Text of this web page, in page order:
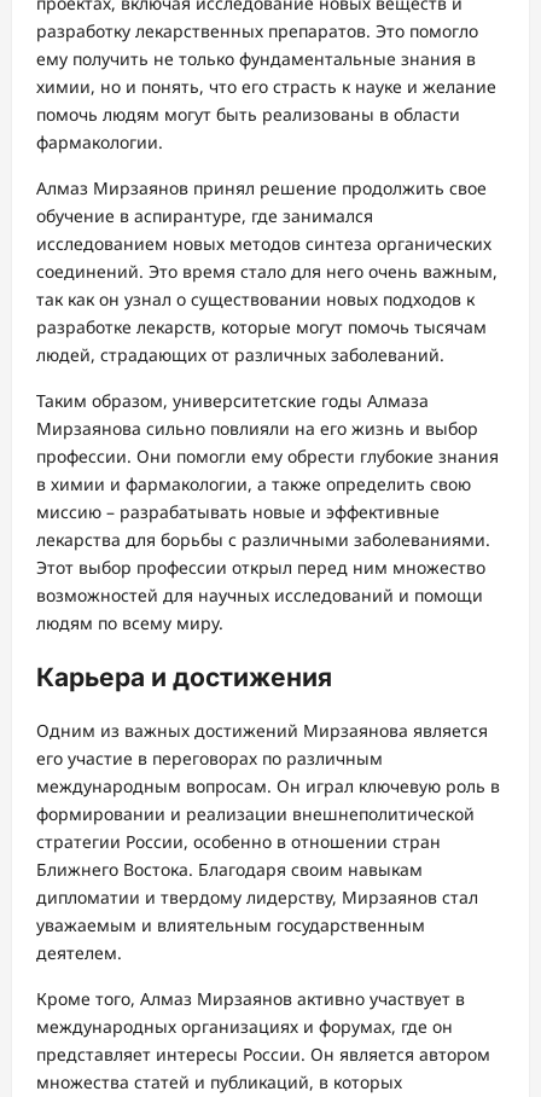
разработку лекарственных препаратов. Это помогло
ему получить не только фундаментальные знания в
химии, но и понять, что его страсть к науке и желание
помочь людям могут быть реализованы в области
фармакологии.
Алмаз Мирзаянов принял решение продолжить свое
обучение в аспирантуре, где занимался
исследованием новых методов синтеза органических
соединений. Это время стало для него очень важным,
так как он узнал о существовании новых подходов к
разработке лекарств, которые могут помочь тысячам
людей, страдающих от различных заболеваний.
Таким образом, университетские годы Алмаза
Мирзаянова сильно повлияли на его жизнь и выбор
профессии. Они помогли ему обрести глубокие знания
в химии и фармакологии, а также определить свою
миссию – разрабатывать новые и эффективные
лекарства для борьбы с различными заболеваниями.
Этот выбор профессии открыл перед ним множество
возможностей для научных исследований и помощи
людям по всему миру.
Карьера и достижения
Одним из важных достижений Мирзаянова является
его участие в переговорах по различным
международным вопросам. Он играл ключевую роль в
формировании и реализации внешнеполитической
стратегии России, особенно в отношении стран
Ближнего Востока. Благодаря своим навыкам
дипломатии и твердому лидерству, Мирзаянов стал
уважаемым и влиятельным государственным
деятелем.
Кроме того, Алмаз Мирзаянов активно участвует в
международных организациях и форумах, где он
представляет интересы России. Он является автором
множества статей и публикаций, в которых